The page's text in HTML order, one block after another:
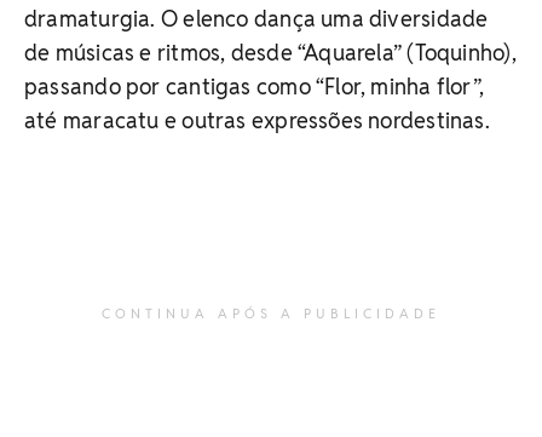
dramaturgia. O elenco dança uma diversidade
de músicas e ritmos, desde “Aquarela” (Toquinho),
passando por cantigas como “Flor, minha flor”,
até maracatu e outras expressões nordestinas.
CONTINUA APÓS A PUBLICIDADE